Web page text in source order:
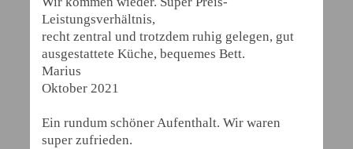
Leistungsverhältnis,
recht zentral und trotzdem ruhig gelegen, gut
ausgestattete Küche, bequemes Bett.
Marius
Oktober 2021
Ein rundum schöner Aufenthalt. Wir waren
super zufrieden.